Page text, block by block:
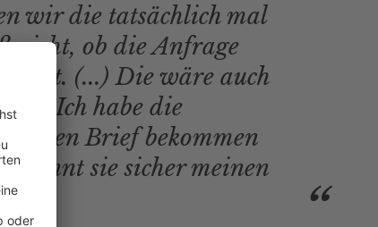
wir die tatsächlich mal
nicht, ob die Anfrage
ist. (...) Die wäre auch
Ich habe die
den Brief bekommen
kennt sie sicher meinen